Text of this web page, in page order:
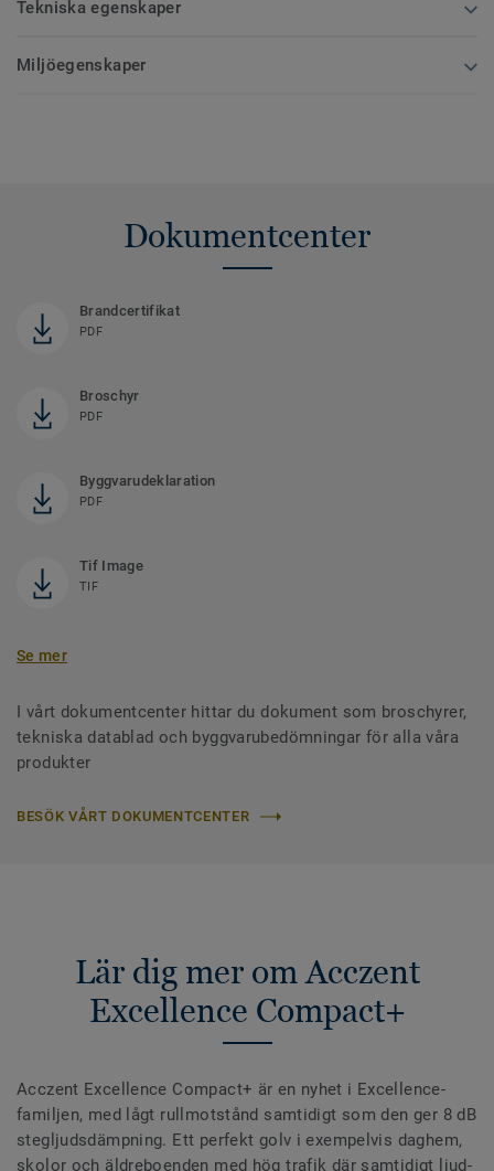
Tekniska egenskaper
Miljöegenskaper
Dokumentcenter
Brandcertifikat
PDF
Broschyr
PDF
Byggvarudeklaration
PDF
Tif Image
TIF
Se mer
I vårt dokumentcenter hittar du dokument som broschyrer,
tekniska datablad och byggvarubedömningar för alla våra
produkter
BESÖK VÅRT DOKUMENTCENTER
Lär dig mer om Acczent
Excellence Compact+
Acczent Excellence Compact+ är en nyhet i Excellence-
familjen, med lågt rullmotstånd samtidigt som den ger 8 dB
stegljudsdämpning. Ett perfekt golv i exempelvis daghem,
skolor och äldreboenden med hög trafik där samtidigt ljud-